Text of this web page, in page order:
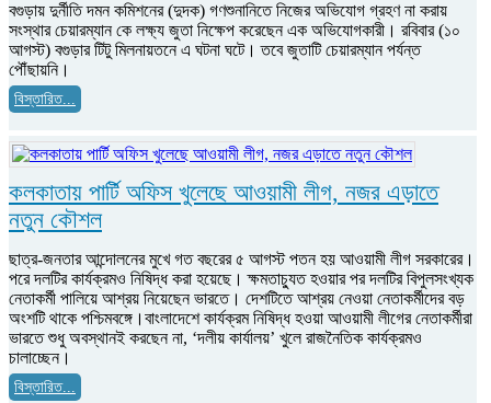
বগুড়ায় দুর্নীতি দমন কমিশনের (দুদক) গণশুনানিতে নিজের অভিযোগ গ্রহণ না করায়
সংস্থার চেয়ারম্যান কে লক্ষ্য জুতা নিক্ষেপ করেছেন এক অভিযোগকারী। রবিবার (১০
আগস্ট) বগুড়ার টিটু মিলনায়তনে এ ঘটনা ঘটে। তবে জুতাটি চেয়ারম্যান পর্যন্ত
পৌঁছায়নি।
বিস্তারিত...
কলকাতায় পার্টি অফিস খুলেছে আওয়ামী লীগ, নজর এড়াতে
নতুন কৌশল
ছাত্র-জনতার আন্দোলনের মুখে গত বছরের ৫ আগস্ট পতন হয় আওয়ামী লীগ সরকারের।
পরে দলটির কার্যক্রমও নিষিদ্ধ করা হয়েছে। ক্ষমতাচ্যুত হওয়ার পর দলটির বিপুলসংখ্যক
নেতাকর্মী পালিয়ে আশ্রয় নিয়েছেন ভারতে। দেশটিতে আশ্রয় নেওয়া নেতাকর্মীদের বড়
অংশটি থাকে পশ্চিমবঙ্গে।বাংলাদেশে কার্যক্রম নিষিদ্ধ হওয়া আওয়ামী লীগের নেতাকর্মীরা
ভারতে শুধু অবস্থানই করছেন না, ‌‘দলীয় কার্যালয়’ খুলে রাজনৈতিক কার্যক্রমও
চালাচ্ছেন।
বিস্তারিত...